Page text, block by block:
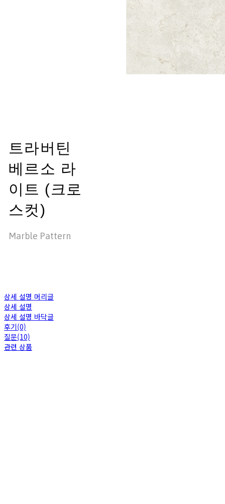
트라버틴
베르소 라
이트 (크로
스컷)
Marble Pattern
상세 설명 머리글
상세 설명
상세 설명 바닥글
후기(0)
질문(10)
관련 상품